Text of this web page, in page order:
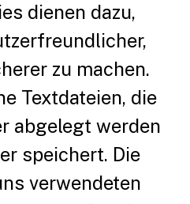
dienen dazu,
zu machen.
Textdateien, die
abgelegt werden
speichert. Die
verwendeten